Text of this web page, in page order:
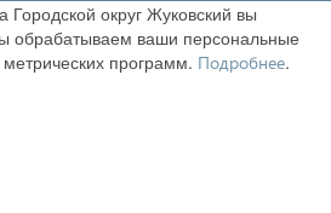
округ Жуковский вы
обрабатываем ваши персональные
программ. Подробнее.